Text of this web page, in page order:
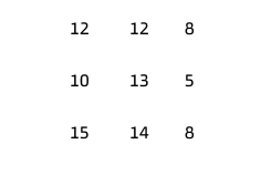
8
12
12
5
13
10
8
14
15